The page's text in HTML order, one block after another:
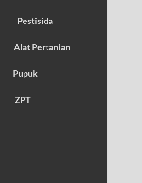
Pestisida
Alat Pertanian
Pupuk
ZPT